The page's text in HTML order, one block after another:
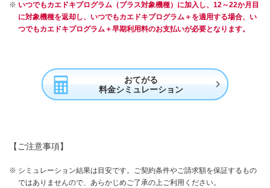
いつでもカエドキプログラム（プラス対象機種）に加入し、12～22か月目
に対象機種を返却し、いつでもカエドキプログラム＋を適用する場合、い
つでもカエドキプログラム＋早期利用料のお支払いが必要となります。
おてがる
料金シミュレーション

【ご注意事項】
シミュレーション結果は目安です。ご契約条件やご請求額を保証するもの
ではありませんので、あらかじめご了承の上ご利用ください。